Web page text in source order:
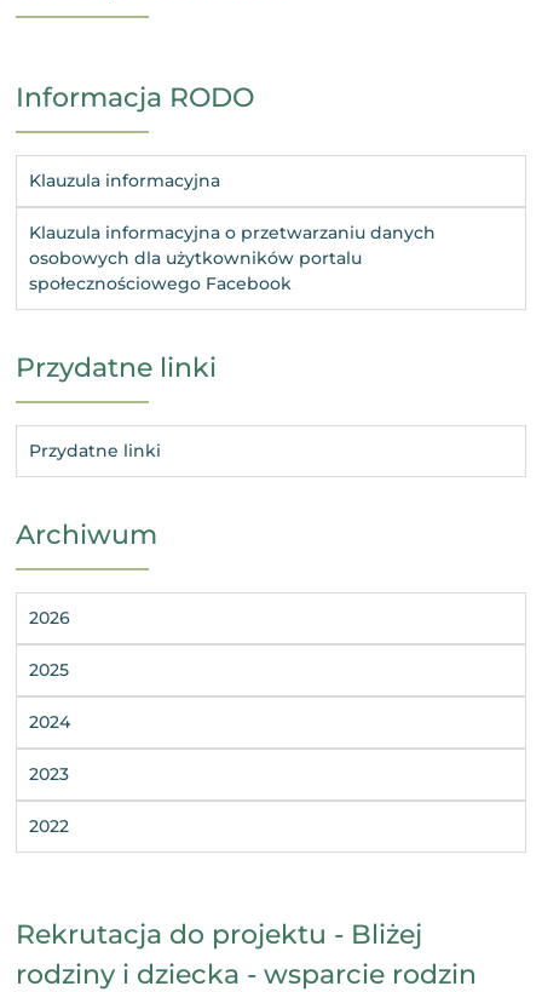
Informacja RODO
Klauzula informacyjna
Klauzula informacyjna o przetwarzaniu danych
osobowych dla użytkowników portalu
społecznościowego Facebook
Przydatne linki
Przydatne linki
Archiwum
2026
2025
2024
2023
2022
Rekrutacja do projektu - Bliżej
rodziny i dziecka - wsparcie rodzin